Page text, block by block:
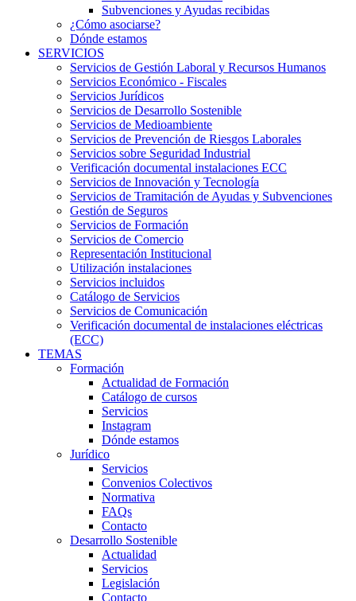
Subvenciones y Ayudas recibidas
¿Cómo asociarse?
Dónde estamos
SERVICIOS
Servicios de Gestión Laboral y Recursos Humanos
Servicios Económico - Fiscales
Servicios Jurídicos
Servicios de Desarrollo Sostenible
Servicios de Medioambiente
Servicios de Prevención de Riesgos Laborales
Servicios sobre Seguridad Industrial
Verificación documental instalaciones ECC
Servicios de Innovación y Tecnología
Servicios de Tramitación de Ayudas y Subvenciones
Gestión de Seguros
Servicios de Formación
Servicios de Comercio
Representación Institucional
Utilización instalaciones
Servicios incluidos
Catálogo de Servicios
Servicios de Comunicación
Verificación documental de instalaciones eléctricas
(ECC)
TEMAS
Formación
Actualidad de Formación
Catálogo de cursos
Servicios
Instagram
Dónde estamos
Jurídico
Servicios
Convenios Colectivos
Normativa
FAQs
Contacto
Desarrollo Sostenible
Actualidad
Servicios
Legislación
Contacto